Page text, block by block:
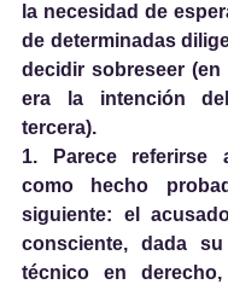
la necesidad de
de determinadas
decidir sobreseer (en
era la intención
tercera).
1. Parece referirse
como hecho
siguiente: el
consciente, dada
técnico en